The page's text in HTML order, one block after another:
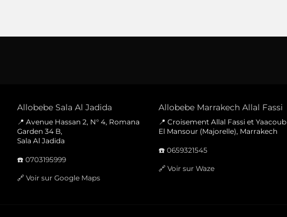
Allobebe Sala Al Jadida
📍 Avenue Hassan 2, N° 4, Romana
Garden 34 B,
Sala Al Jadida
☎️ 0703195999
🔗 Voir sur Google Maps
Allobebe Marrakech Allal Fassi
📍 Croisement Allal Fassi et Yaacoub
El Mansour (Majorelle), Marrakech
☎️ 0659321545
🔗 Voir sur Waze